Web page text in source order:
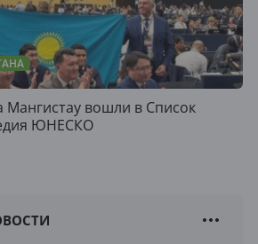
Мангистау вошли в Список
ЮНЕСКО